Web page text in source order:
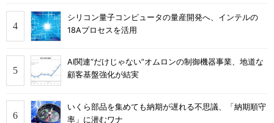
シリコン量子コンピュータの量産開発へ、インテルの
18Aプロセスを活用
AI関連“だけじゃない”オムロンの制御機器事業、地道な
顧客基盤強化が結実
いくら部品を集めても納期が遅れる不思議、「納期順守
率」に潜むワナ